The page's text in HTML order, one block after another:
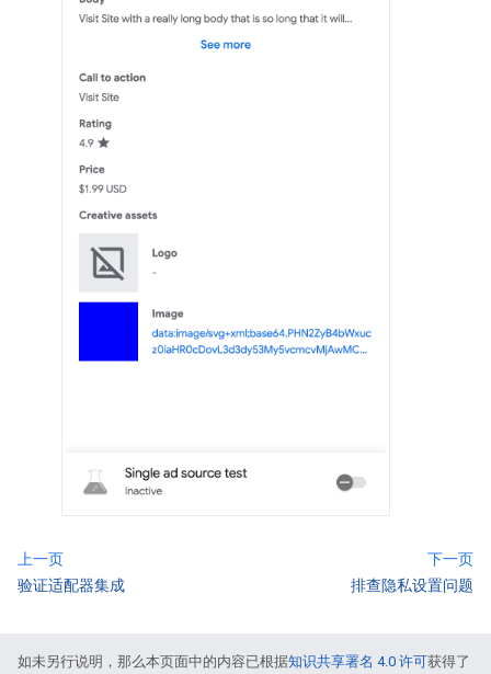
上一页
验证适配器集成
下一页
排查隐私设置问题
如未另行说明，那么本页面中的内容已根据知识共享署名 4.0 许可获得了